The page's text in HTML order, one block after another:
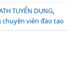
TUYỂN DỤNG,
viên đào tạo